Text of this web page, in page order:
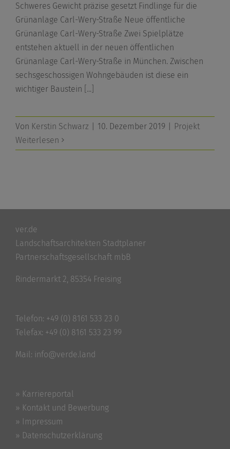
Schweres Gewicht präzise gesetzt Findlinge für die
Grünanlage Carl-Wery-Straße Neue öffentliche
Grünanlage Carl-Wery-Straße Zwei Spielplätze
entstehen aktuell in der neuen öffentlichen
Grünanlage Carl-Wery-Straße in München. Zwischen
sechsgeschossigen Wohngebäuden ist diese ein
wichtiger Baustein [...]
Von Kerstin Schwarz 10. Dezember 2019
Projekt
Weiterlesen
ver.de
Landschaftsarchitekten Stadtplaner
Partnerschaftsgesellschaft mbB
Rindermarkt 2, 85354 Freising
Telefon: +49 (0) 8161 533 23 0
Telefax: +49 (0) 8161 533 23 99
Mail: info@verde.land
» Karriereportal
» Kontakt und Bewerbung
» Impressum
» Datenschutzerklärung